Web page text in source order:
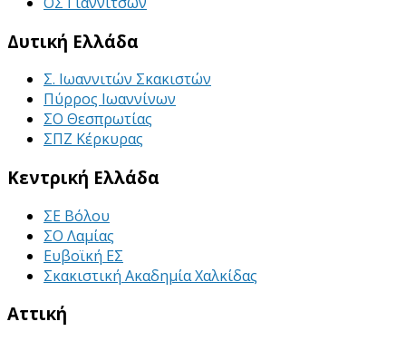
Δυτική Ελλάδα
Σ. Ιωαννιτών Σκακιστών
Πύρρος Ιωαννίνων
ΣΟ Θεσπρωτίας
ΣΠΖ Κέρκυρας
Κεντρική Ελλάδα
ΣΕ Βόλου
ΣΟ Λαμίας
Ευβοϊκή ΕΣ
Σκακιστική Ακαδημία Χαλκίδας
Αττική